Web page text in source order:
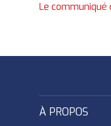
Le communiqué
À PROPOS